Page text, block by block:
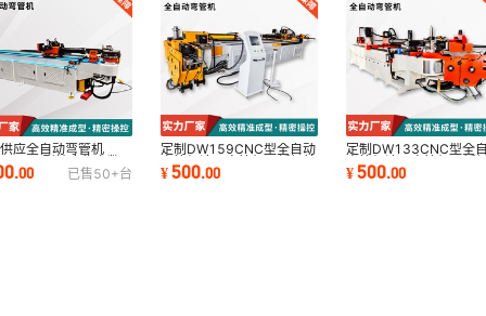
应全自动弯管机
型精度稳定数
机不锈钢弯管机
.00 已售50+台
定制DW159CNC型全自动
弯管机液压弯管机不锈钢管
铜铁铝管弯管厂家
¥500.00
定制DW133CNC型全
弯管机液压弯管机不锈
铜铁铝管弯管厂家
¥500.00